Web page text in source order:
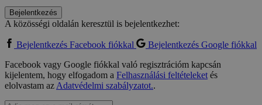
Bejelentkezés
A közösségi oldalán keresztül is bejelentkezhet:
Bejelentkezés Facebook fiókkal
Bejelentkezés Google fiókkal
Facebook vagy Google fiókkal való regisztrációm kapcsán
kijelentem, hogy elfogadom a Felhasználási feltételeketés
elolvastam azAdatvédelmi szabályzatot..